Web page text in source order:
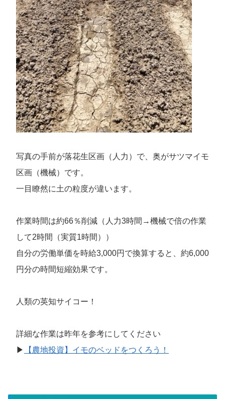
写真の手前が落花生区画（人力）で、奥がサツマイモ
区画（機械）です。
一目瞭然に土の粒度が違います。
作業時間は約66％削減（人力3時間→機械で倍の作業
して2時間（実質1時間））
自分の労働単価を時給3,000円で換算すると、約6,000
円分の時間短縮効果です。
人類の英知サイコー！
詳細な作業は昨年を参考にしてください
▶
【農地投資】イモのベッドをつくろう！